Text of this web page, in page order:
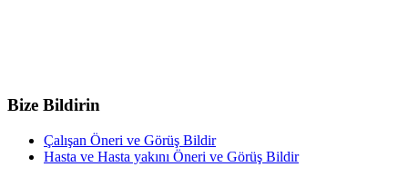
Bize Bildirin
Çalışan Öneri ve Görüş Bildir
Hasta ve Hasta yakını Öneri ve Görüş Bildir